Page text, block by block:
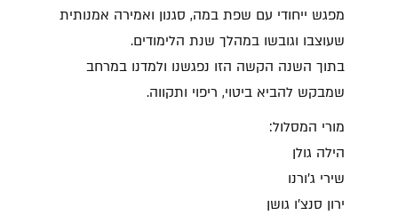
מפגש ייחודי עם שפת במה, סגנון ואמירה אמנותית
שעוצבו וגובשו במהלך שנת הלימודים.
בתוך השנה הקשה הזו נפגשנו ולמדנו במרחב
שמבקש להביא ביטוי, ריפוי ותקווה.
מורי המסלול:
הילה גולן
שירי ג'ורנו
ירון סנצ'ו גושן